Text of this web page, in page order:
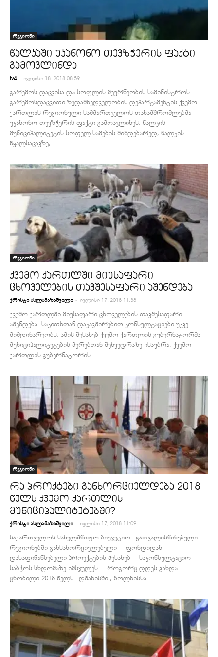
რეგიონი
წალკაში უკანონო თევზჭერის ფაქტი
გამოვლინდა
tv4 - ივლისი 18, 2018 08:59
გარემოს დაცვისა და სოფლის მეურნეობის სამინისტროს
გარემოსდაცვითი ზედამხედველობის დეპარტამენტის ქვემო
ქართლის რეგიონული სამმართველოს თანამშრომლებმა
უკანონო თევზჭერის ფაქტი გამოავლინეს. წალკის
მუნიციპალიტეტის სოფელ სამების მიმდებარედ, წალკის
წყალსაცავზე,...
რეგიონი
ქვემო ქართლში მიუსაფარი
ცხოველების თავშესაფარი აშენდება
ქრისტი ასლამაზაშვილი - ივლისი 17, 2018 11:38
ქვემო ქართლში მიუსაფარი ცხოველების თავშესაფარი
აშენდება. საკითხთან დაკავშირებით კონსულტაციები უკვე
მიმდინარეობს. ამის შესახებ ქვემო ქართლის გუბერნატორმა
მუნიციპალიტეტების მერებთან შეხვედრაზე ისაუბრა. ქვემო
ქართლის გუბერნატორის...
რეგიონი
რა პროქტები განხორციელდება 2018
წელს ქვემო ქართლის
მუნიციპალიტეტებში?
ქრისტი ასლამაზაშვილი - ივლისი 17, 2018 11:09
საქართველოს სახელმწიფო ბიუჯეტით გათვალისწინებული
რეგიონებში განსახორციელებელი ფონდიდან
დასაფინანსებელი პროექტების შესახებ საკონსულტაციო
საბჭოს სხდომაზე იმსჯელეს . როგორც დღეს გახდა
ცნობილი 2018 წელს დმანისში , ბოლნისსა...